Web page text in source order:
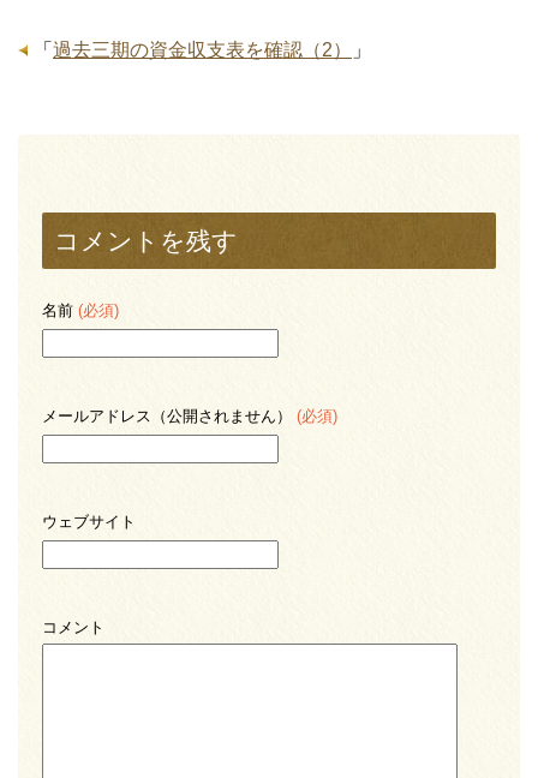
「 過去三期の資金収支表を確認（2） 」
コメントを残す
名前 (必須)
メールアドレス（公開されません） (必須)
ウェブサイト
コメント